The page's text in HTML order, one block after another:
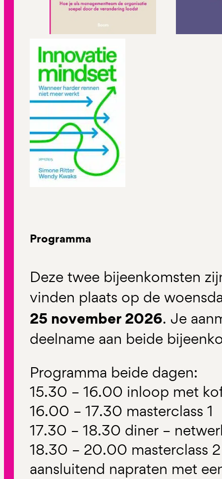
Programma
Deze twee bijeenkomsten
vinden plaats op de
25 november 2026. Je
deelname aan beide
Programma beide dagen:
15.30 – 16.00 inloop met
16.00 – 17.30 masterclass 1
17.30 – 18.30 diner –
18.30 – 20.00 masterclass 2
aansluitend napraten met